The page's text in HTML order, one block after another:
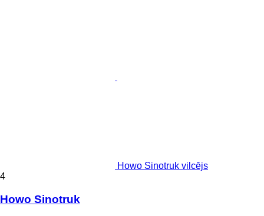
Howo Sinotruk vilcējs
4
Howo Sinotruk